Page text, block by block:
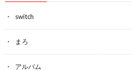
switch
まろ
アルバム